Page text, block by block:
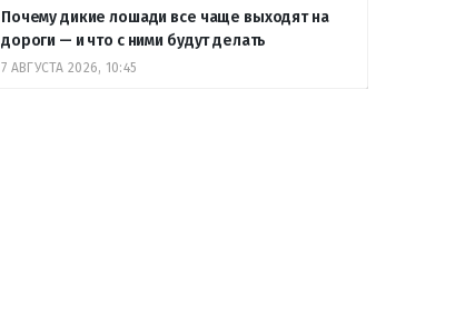
Почему дикие лошади все чаще выходят на
дороги — и что с ними будут делать
7 АВГУСТА 2026, 10:45